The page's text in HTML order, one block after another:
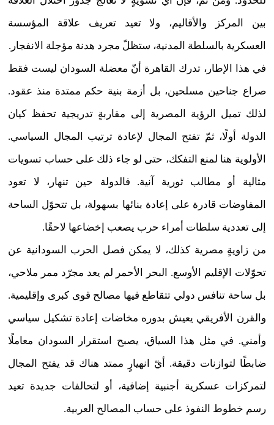
بين المركز والأقاليم، ولا تعيد تعريف علاقة المؤسسة
العسكرية بالسلطة المدنية، ستظلّ مجرد هدنة مؤجلة الانفجار.
في هذا الإطار، تدرك القاهرة أنّ معضلة السودان ليست فقط
صراع جناحين مسلحين، بل أزمة بنية حكم ممتدة منذ عقود.
لذلك تميل الرؤية المصرية إلى مقاربةٍ تدريجية تحفظ كيان
الدولة أولًا، ثمّ تفتح المجال لإعادة ترتيب المجال السياسي.
الأولوية هنا لمنع التفكك، حتى لو جاء ذلك على حساب تسويات
مثالية أو مطالب ثورية آنية. فالدولة حين تنهار، لا تعود
المفاوضات قادرة على إعادة بنائها بسهولة، بل تتحوّل الساحة
إلى تعددية سلطات أمراء حرب يصعب إخضاعها لاحقًا.
من زاويةٍ مصرية كذلك، لا يمكن فصل الحرب السودانية عن
تحوّلات الإقليم الأوسع. البحر الأحمر لم يعد مجرّد ممر ملاحي،
بل ساحة تنافس دولي تتقاطع فيها مصالح قوى كبرى وإقليمية.
والقرن الأفريقي يعيش بدوره مخاضات إعادة تشكيل سياسي
وأمني. في مثل هذا السياق، يصبح استقرار السودان معاملًا
ضابطًا لتوازنات دقيقة. أيّ انهيارٍ ممتد هناك قد يفتح المجال
لتمركزات عسكرية أجنبية إضافية، أو لتحالفات جديدة تعيد
رسم خطوط النفوذ على حساب المصالح العربية.